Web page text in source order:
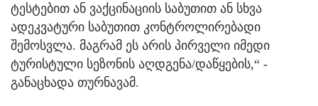
ტესტებით ან ვაქცინაციის საბუთით ან სხვა
ადეკვატური საბუთით კონტროლირებადი
შემოსვლა. მაგრამ ეს არის პირველი იმედი
ტურისტული სეზონის აღდგენა/დაწყების,“ -
განაცხადა თურნავამ.